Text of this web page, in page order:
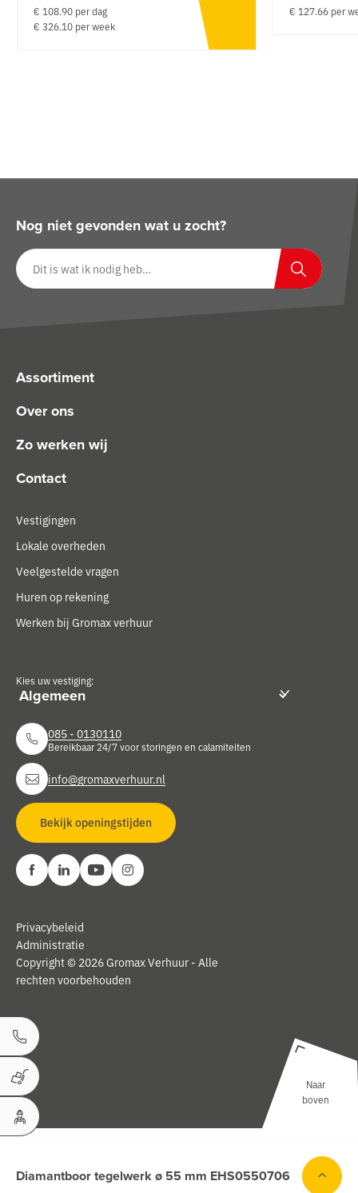
Bel ons
Winkelwagen
Uw Account
€ 108.90 per dag
€ 326.10 per week
€ 127.66 per
Diamantboor tegelwerk ø 55 mm EHS0550706
Nog niet gevonden wat u zocht?
Zoeken op website
Zoeken
Assortiment
Over ons
Zo werken wij
Contact
Vestigingen
Lokale overheden
Veelgestelde vragen
Huren op rekening
Werken bij Gromax verhuur
Kies uw vestiging:
085 - 0130110
Bereikbaar 24/7 voor storingen en calamiteiten
info@gromaxverhuur.nl
Bekijk openingstijden
Copyright © 2026 Gromax Verhuur - Alle
rechten voorbehouden
Privacybeleid
Administratie
Naar
boven